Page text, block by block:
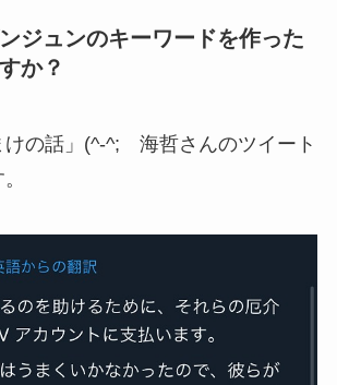
ジュンのキーワードを作った
か？
けの話」(^-^; 海哲さんのツイート